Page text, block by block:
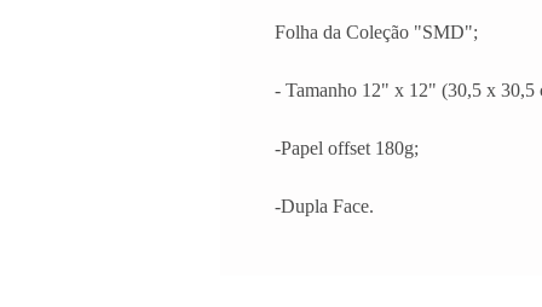
Folha da Coleção "SMD";
- Tamanho 12" x 12" (30,5 x 30,5
-Papel offset 180g;
-Dupla Face.